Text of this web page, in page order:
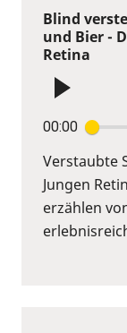
Blind
und Bier -
Retina
00:00
Verstaubte
Jungen
erzählen